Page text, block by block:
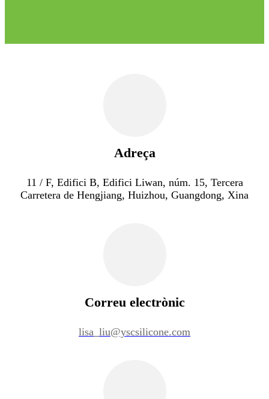
Adreça
11 / F, Edifici B, Edifici Liwan, núm. 15, Tercera
Carretera de Hengjiang, Huizhou, Guangdong, Xina
Correu electrònic
lisa_liu@yscsilicone.com